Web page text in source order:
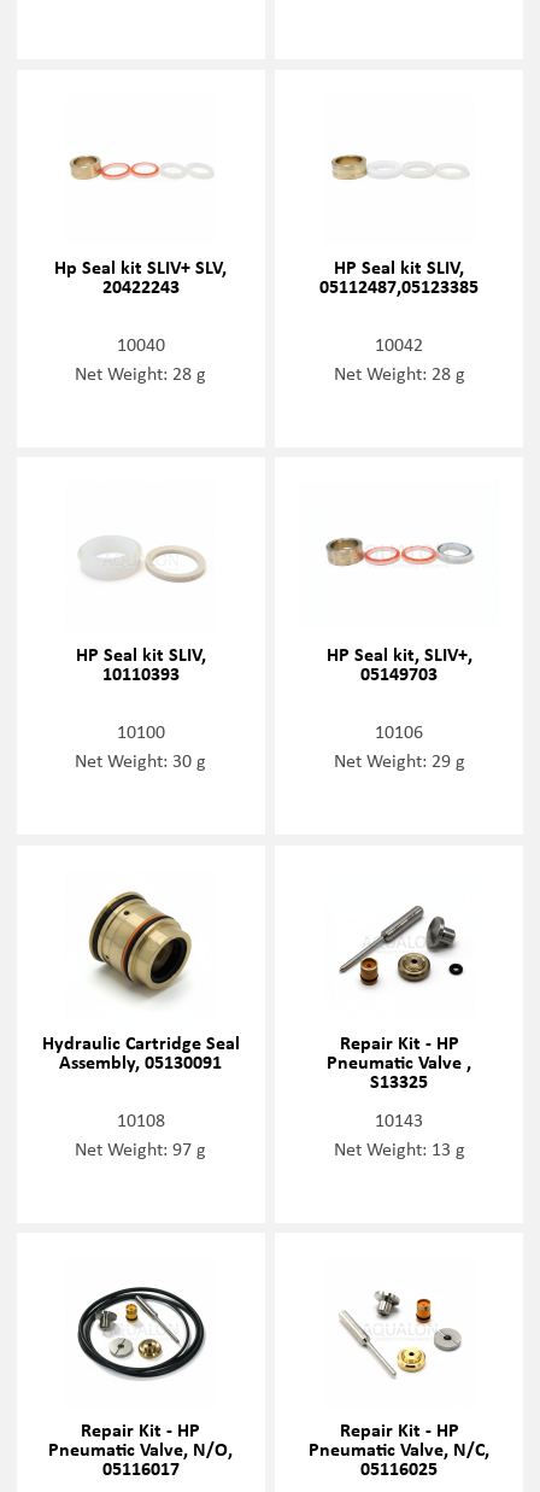
Hp Seal kit SLIV+ SLV,
20422243
10040
Net Weight: 28 g
HP Seal kit SLIV,
05112487,05123385
10042
Net Weight: 28 g
HP Seal kit SLIV,
10110393
10100
Net Weight: 30 g
HP Seal kit, SLIV+,
05149703
10106
Net Weight: 29 g
Hydraulic Cartridge Seal
Assembly, 05130091
10108
Net Weight: 97 g
Repair Kit - HP
Pneumatic Valve ,
S13325
10143
Net Weight: 13 g
Repair Kit - HP
Pneumatic Valve, N/O,
05116017
Repair Kit - HP
Pneumatic Valve, N/C,
05116025